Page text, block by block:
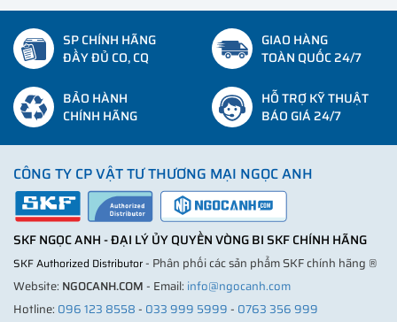
SP CHÍNH HÃNG
ĐẦY ĐỦ CO, CQ
GIAO HÀNG
TOÀN QUỐC 24/7
BẢO HÀNH
CHÍNH HÃNG
HỖ TRỢ KỸ THUẬT
BÁO GIÁ 24/7
CÔNG TY CP VẬT TƯ THƯƠNG MẠI NGỌC ANH
SKF NGỌC ANH - ĐẠI LÝ ỦY QUYỀN VÒNG BI SKF CHÍNH HÃNG
SKF Authorized Distributor- Phân phối các sản phẩm SKF chính hãng ®
Website: NGOCANH.COM- Email: info@ngocanh.com
Hotline: 096 123 8558- 033 999 5999- 0763 356 999